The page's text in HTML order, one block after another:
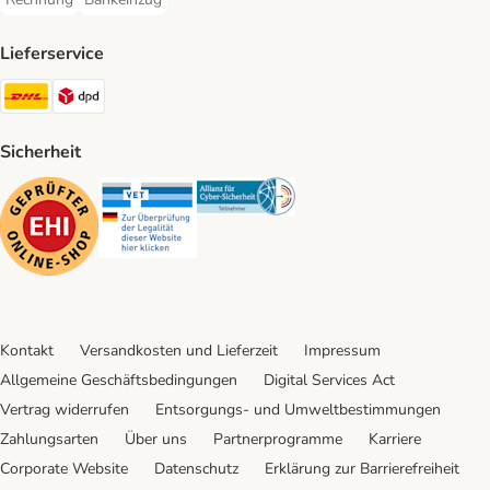
Rechnung Payment Method
Bankeinzug Payment Method
Lieferservice
DHL Shipping Method
Sicherheit
Security Security Security
Kontakt Versandkosten und Lieferzeit
Impressum
Allgemeine Geschäftsbedingungen
Digital Services Act
Vertrag widerrufen
Entsorgungs- und Umweltbestimmungen
Zahlungsarten
Über uns Partnerprogramme
Karriere
Corporate Website
Datenschutz Erklärung zur Barrierefreiheit